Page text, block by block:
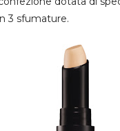
3 sfumature.